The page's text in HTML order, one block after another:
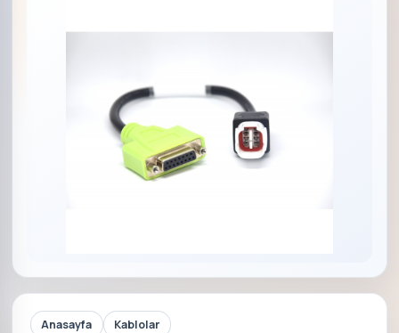
Anasayfa Kablolar